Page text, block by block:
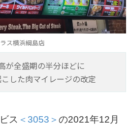
ス横浜綱島店
が全盛期の半分ほどに
した肉マイレージの改定
ス ＜3053＞ の2021年12月